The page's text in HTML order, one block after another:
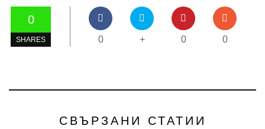
0
SHARES 0 + 0 0
СВЪРЗАНИ СТАТИИ